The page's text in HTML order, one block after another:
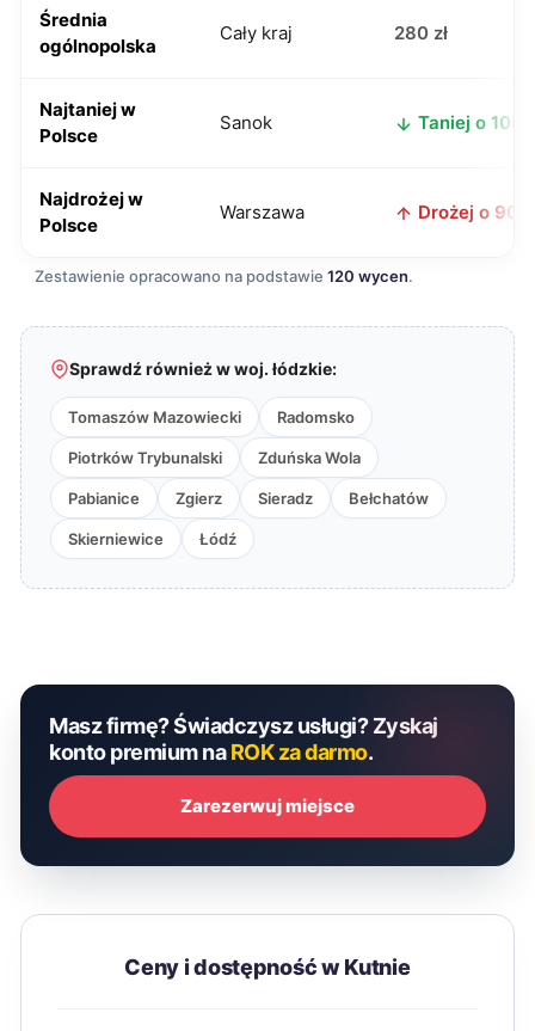
Średnia
ogólnopolska
Cały kraj 280 zł
Najtaniej w
Polsce
Sanok Taniej o 105
Najdrożej w
Polsce
Warszawa Drożej o 90
Zestawienie opracowano na podstawie 120 wycen.
Sprawdź również w woj. łódzkie:
Tomaszów Mazowiecki Radomsko
Piotrków Trybunalski Zduńska Wola
Pabianice Zgierz Sieradz Bełchatów
Skierniewice Łódź
Masz firmę? Świadczysz usługi? Zyskaj
konto premium naROK za darmo.
Zarezerwuj miejsce
Ceny i dostępność w Kutnie